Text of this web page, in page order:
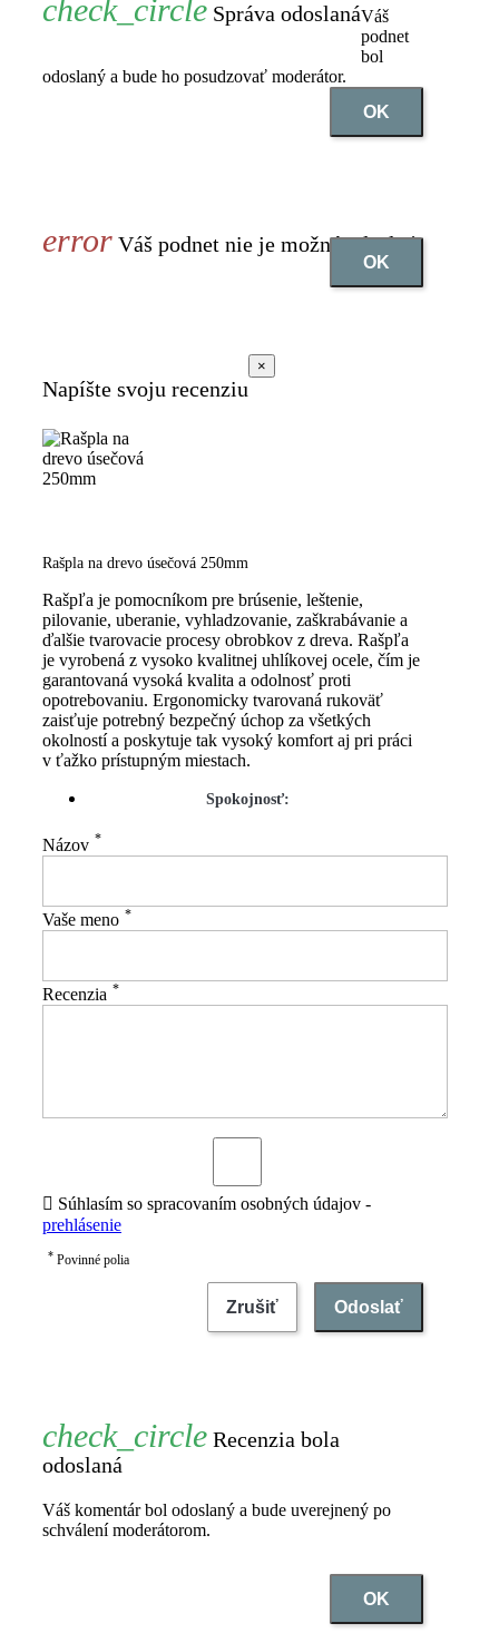
Správa odoslanáVáš
podnet
bol
odoslaný a bude ho posudzovať moderátor.
OK
Váš podnet nie je možné odoslať
OK
Napíšte svoju recenziu
×
Rašpla na drevo úsečová 250mm
Rašpľa je pomocníkom pre brúsenie, leštenie,
pilovanie, uberanie, vyhladzovanie, zaškrabávanie a
ďalšie tvarovacie procesy obrobkov z dreva. Rašpľa
je vyrobená z vysoko kvalitnej uhlíkovej ocele, čím je
garantovaná vysoká kvalita a odolnosť proti
opotrebovaniu. Ergonomicky tvarovaná rukoväť
zaisťuje potrebný bezpečný úchop za všetkých
okolností a poskytuje tak vysoký komfort aj pri práci
v ťažko prístupným miestach.
Spokojnosť:
Názov *
Vaše meno *
Recenzia *
 Súhlasím so spracovaním osobných údajov -
prehlásenie
* Povinné polia
Zrušiť Odoslať
Recenzia bola
odoslaná
Váš komentár bol odoslaný a bude uverejnený po
schválení moderátorom.
OK